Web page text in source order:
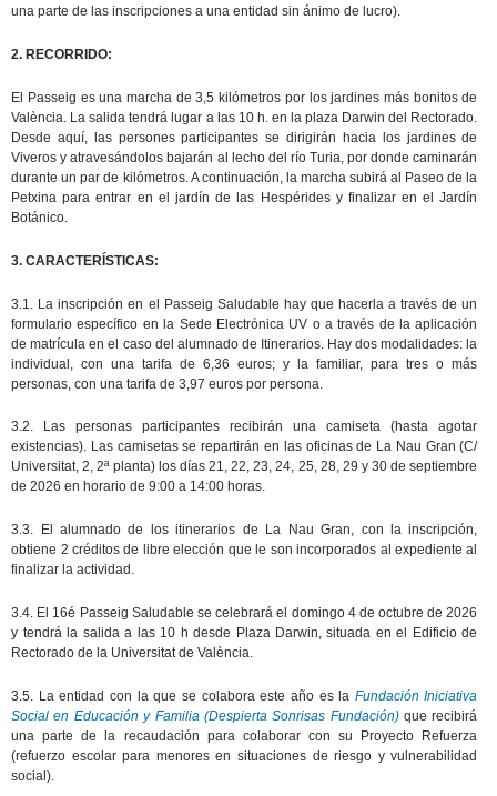
una parte de las inscripciones a una entidad sin ánimo de lucro).
2. RECORRIDO:
El Passeig es una marcha de 3,5 kilómetros por los jardines más bonitos de
València. La salida tendrá lugar a las 10 h. en la plaza Darwin del Rectorado.
Desde aquí, las persones participantes se dirigirán hacia los jardines de
Viveros y atravesándolos bajarán al lecho del río Turia, por donde caminarán
durante un par de kilómetros. A continuación, la marcha subirá al Paseo de la
Petxina para entrar en el jardín de las Hespérides y finalizar en el Jardín
Botánico.
3. CARACTERÍSTICAS:
3.1. La inscripción en el Passeig Saludable hay que hacerla a través de un
formulario específico en la Sede Electrónica UV o a través de la aplicación
de matrícula en el caso del alumnado de Itinerarios. Hay dos modalidades: la
individual, con una tarifa de 6,36 euros; y la familiar, para tres o más
personas, con una tarifa de 3,97 euros por persona.
3.2. Las personas participantes recibirán una camiseta (hasta agotar
existencias). Las camisetas se repartirán en las oficinas de La Nau Gran (C/
Universitat, 2, 2ª planta) los días 21, 22, 23, 24, 25, 28, 29 y 30 de septiembre
de 2026 en horario de 9:00 a 14:00 horas.
3.3. El alumnado de los itinerarios de La Nau Gran, con la inscripción,
obtiene 2 créditos de libre elección que le son incorporados al expediente al
finalizar la actividad.
3.4. El 16é Passeig Saludable se celebrará el domingo 4 de octubre de 2026
y tendrá la salida a las 10 h desde Plaza Darwin, situada en el Edificio de
Rectorado de la Universitat de València.
3.5. La entidad con la que se colabora este año es la Fundación Iniciativa
Social en Educación y Familia (Despierta Sonrisas Fundación)que recibirá
una parte de la recaudación para colaborar con su Proyecto Refuerza
(refuerzo escolar para menores en situaciones de riesgo y vulnerabilidad
social).